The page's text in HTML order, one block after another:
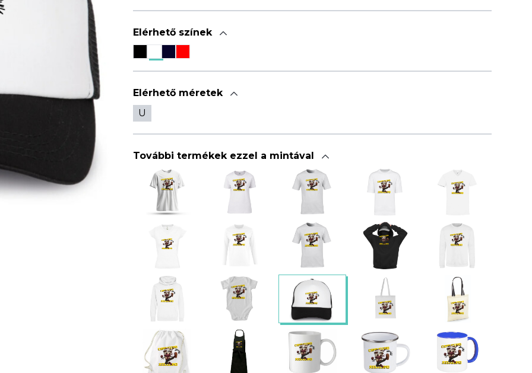
Elérhető színek
Elérhető méretek
U
További termékek ezzel a mintával